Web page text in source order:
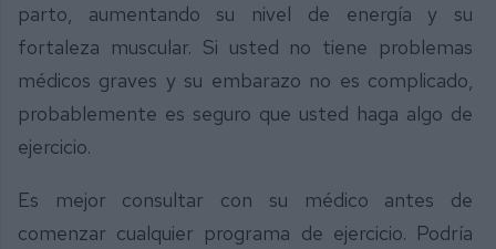
parto, aumentando su nivel de energía y su
fortaleza muscular. Si usted no tiene problemas
médicos graves y su embarazo no es complicado,
probablemente es seguro que usted haga algo de
ejercicio.
Es mejor consultar con su médico antes de
comenzar cualquier programa de ejercicio. Podría